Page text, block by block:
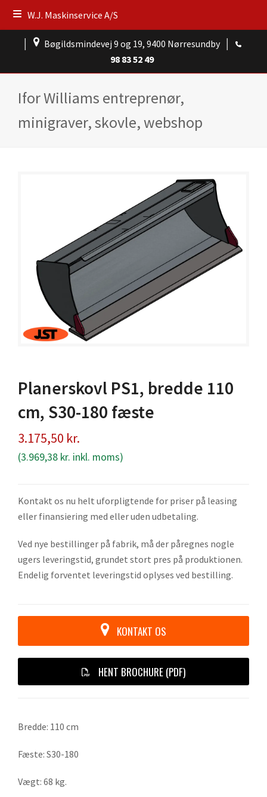
W.J. Maskinservice A/S
Bøgildsmindevej 9 og 19, 9400 Nørresundby
98 83 52 49
Ifor Williams entreprenør,
minigraver, skovle, webshop
Planerskovl PS1, bredde 110
cm, S30-180 fæste
3.175,50 kr.
(3.969,38 kr. inkl. moms)
Kontakt os nu helt uforpligtende for priser på leasing
eller finansiering med eller uden udbetaling.
Ved nye bestillinger på fabrik, må der påregnes nogle
ugers leveringstid, grundet stort pres på produktionen.
Endelig forventet leveringstid oplyses ved bestilling.
KONTAKT OS
HENT BROCHURE (PDF)
Bredde: 110 cm
Fæste: S30-180
Vægt: 68 kg.